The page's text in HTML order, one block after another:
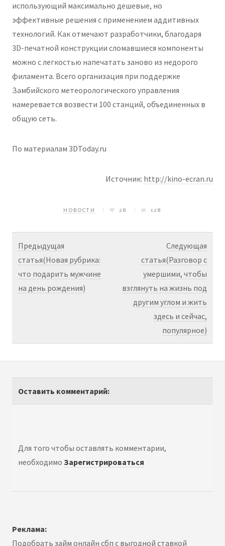
использующий максимально дешевые, но
эффективные решения c применением аддитивных
технологий. Как отмечают разработчики, благодаря
3D-печатной конструкции сломавшиеся компоненты
можно с легкостью напечатать заново из недорого
филамента. Всего организация при поддержке
Замбийского метеорологического управления
намеревается возвести 100 станций, объединенных в
общую сеть.
По материалам 3DToday.ru
Источник: http://kino-ecran.ru
НОВОСТИ 28 128
Предыдущая
статья(Новая рубрика:
что подарить мужчине
на день рождения)
Следующая
статья(Разговор с
умершими, чтобы
взглянуть на жизнь под
другим углом и жить
здесь и сейчас,
популярное)
Оставить комментарий:
Для того чтобы оставлять комментарии,
необходимо Зарегистрироваться
Реклама:
Подобрать займ онлайн сбп с выгодной ставкой